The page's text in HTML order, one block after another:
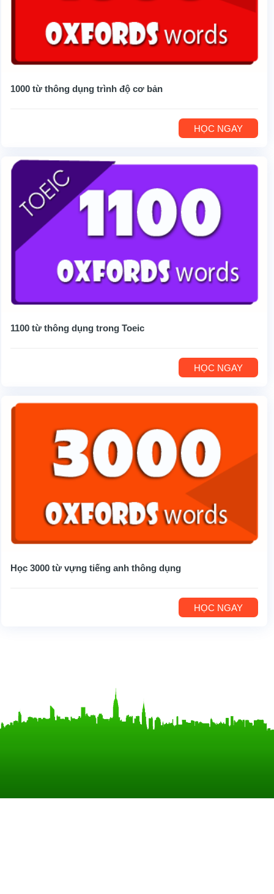
1000 từ thông dụng trình độ cơ bản
HỌC NGAY
1100 từ thông dụng trong Toeic
HỌC NGAY
Học 3000 từ vựng tiếng anh thông dụng
HỌC NGAY